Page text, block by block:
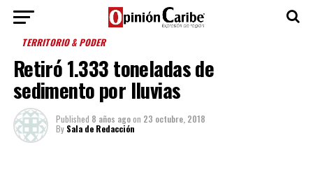
TERRITORIO & PODER
Retiró 1.333 toneladas de
sedimento por lluvias
Published 8 años agoon 23 octubre, 2018
By Sala de Redacción